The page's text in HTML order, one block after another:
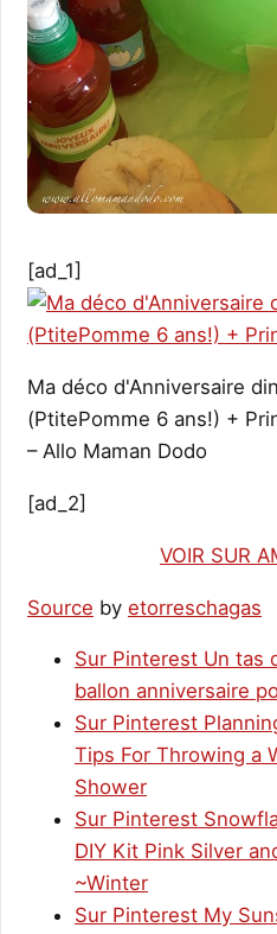
[ad_1]
Ma déco d'Anniversaire
(PtitePomme 6 ans!) +
– Allo Maman Dodo
[ad_2]
VOIR SUR
Source by etorreschagas
Sur Pinterest Un tas
ballon anniversaire
Sur Pinterest
Tips For Throwing a
Shower
Sur Pinterest
DIY Kit Pink Silver
~Winter
Sur Pinterest My